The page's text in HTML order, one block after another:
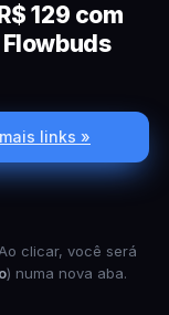
129 com
links »
clicar, você será
) numa nova aba.